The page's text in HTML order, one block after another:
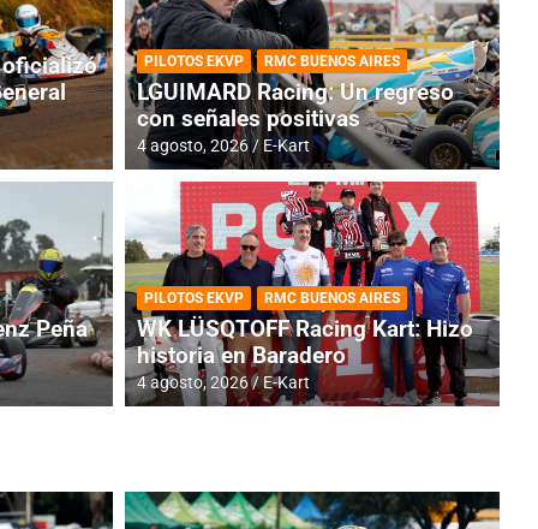
RMC BUENOS AIRES
Cerró una jornada
oficializó
Peña
PILOTOS EKVP RMC BUENOS AIRES
LGUIMARD Racing: Un regreso
con señales positivas
4 agosto, 2026 E-Kart
PILOTOS EKVP RMC BUENOS AIRES
WK LÜSQTOFF Racing Kart: Hizo
historia en Baradero
4 agosto, 2026 E-Kart